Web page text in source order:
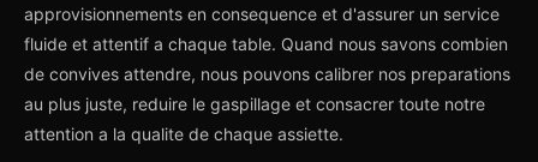
approvisionnements en consequence et d'assurer un service
fluide et attentif a chaque table. Quand nous savons combien
de convives attendre, nous pouvons calibrer nos preparations
au plus juste, reduire le gaspillage et consacrer toute notre
attention a la qualite de chaque assiette.